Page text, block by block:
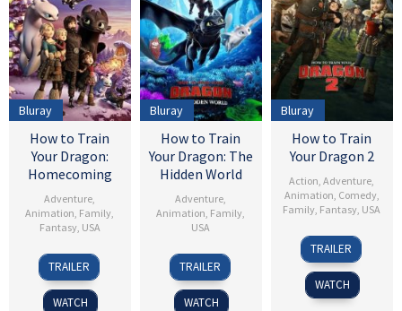
Bluray
How to Train
Your Dragon:
Homecoming
Adventure
Animation Family
Fantasy, USA
3
Dec
2019
Tim
Johnson
TRAILER
WATCH
Bluray
How to Train
Your Dragon: The
Hidden World
Adventure
Animation Family
USA
3
Jan
2019
Dean
DeBlois
TRAILER
WATCH
Bluray
How to Train
Your Dragon 2
Action ,Adventure
Animation Comedy,
Family Fantasy USA
5
Jun
2014
Dean
DeBlois
TRAILER
WATCH